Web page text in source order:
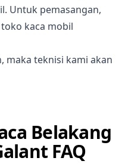
Untuk pemasangan,
kaca mobil
maka teknisi kami akan
Belakang
FAQ